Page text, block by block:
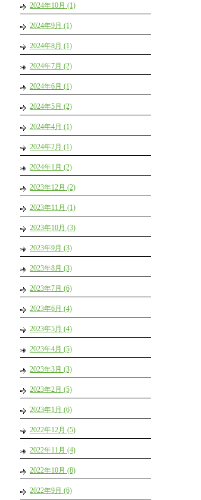
2024年10月 (1)
2024年9月 (1)
2024年8月 (1)
2024年7月 (2)
2024年6月 (1)
2024年5月 (2)
2024年4月 (1)
2024年2月 (1)
2024年1月 (2)
2023年12月 (2)
2023年11月 (1)
2023年10月 (3)
2023年9月 (3)
2023年8月 (3)
2023年7月 (6)
2023年6月 (4)
2023年5月 (4)
2023年4月 (5)
2023年3月 (3)
2023年2月 (5)
2023年1月 (6)
2022年12月 (5)
2022年11月 (4)
2022年10月 (8)
2022年9月 (6)